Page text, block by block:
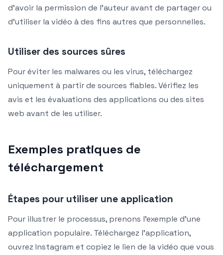
d’avoir la permission de l’auteur avant de partager ou
d’utiliser la vidéo à des fins autres que personnelles.
Utiliser des sources sûres
Pour éviter les malwares ou les virus, téléchargez
uniquement à partir de sources fiables. Vérifiez les
avis et les évaluations des applications ou des sites
web avant de les utiliser.
Exemples pratiques de
téléchargement
Étapes pour utiliser une application
Pour illustrer le processus, prenons l’exemple d’une
application populaire. Téléchargez l’application,
ouvrez Instagram et copiez le lien de la vidéo que vous